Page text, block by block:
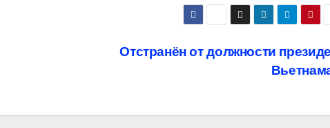
Отстранён от должности